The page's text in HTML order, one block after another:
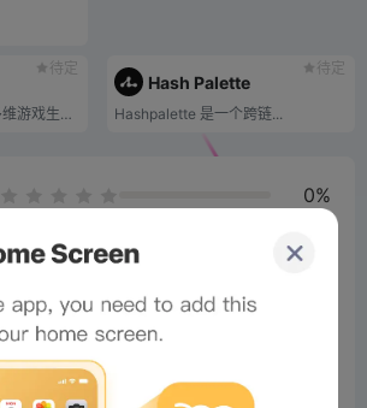
待定
Kuroro Beasts 是一个多维游戏生态系统。库洛洛岛是一个不断发展的世界的背景，拥有元素力量的野兽在那里自由漫步。在这里，来自世界各地的训练师开始探索、收集、制作、战斗并掌握元素。 Kuroro Beasts 正在开发 Beast Brawl，这是一款基于网络的 PvP 战斗游戏（类似于 Pokémon 战斗），以及一款生物捕获、移动优先、跨平台 MMORPG（尚未命名）
待定
Hash Palette
Hashpalette 是一个跨链...
0%